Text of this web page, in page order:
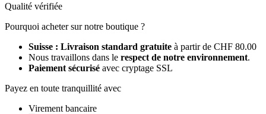
Qualité vérifiée
Pourquoi acheter sur notre boutique ?
Suisse : Livraison standard gratuite à partir de CHF 80.00
Nous travaillons dans le respect de notre environnement.
Paiement sécurisé avec cryptage SSL
Payez en toute tranquillité avec
Virement bancaire